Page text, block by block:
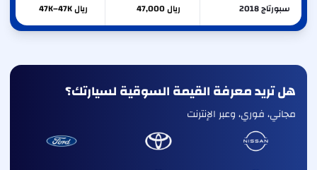
سبورتاج 2018 ريال 47,000 ريال 47K–47K
هل تريد معرفة القيمة السوقية لسيارتك؟
مجاني، فوري، وعبر الإنترنت